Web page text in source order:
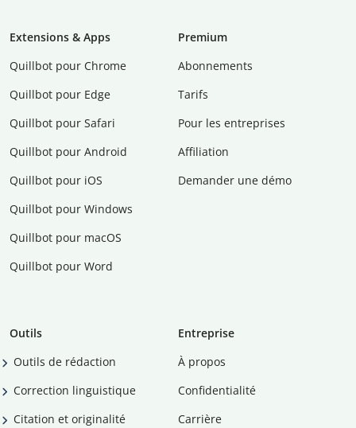
Extensions & Apps
Quillbot pour Chrome
Quillbot pour Edge
Quillbot pour Safari
Quillbot pour Android
Quillbot pour iOS
Quillbot pour Windows
Quillbot pour macOS
Quillbot pour Word
Premium
Abonnements
Tarifs
Pour les entreprises
Affiliation
Demander une démo
Outils
Outils de rédaction
Correction linguistique
Citation et originalité
Entreprise
À propos
Confidentialité
Carrière